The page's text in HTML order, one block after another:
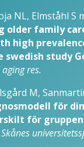
NL, Elmståhl S
older family
high
swedish study
aging res.
M,
för
för